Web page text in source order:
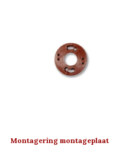
Montagering montageplaat